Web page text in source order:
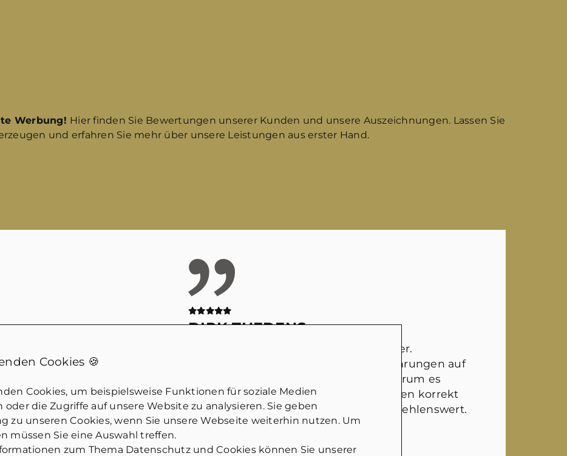
Werbung! Hier finden Sie Bewertungen unserer Kunden und unsere Auszeichnungen. Lassen Sie
und erfahren Sie mehr über unsere Leistungen aus erster Hand.
Fragen.
guten
Man merkt, dass hier
Würde ich
DIRK THEDENS
Wirklich kompetenter Ansprechpartner.
Jemand der eben wirklich selber Erfahrungen auf
dem Markt gemacht hat und weiß, worum es
tatsächlich geht und die Gegebenheiten korrekt
einschätzen kann. Auf jeden Fall empfehlenswert.
Cookies 🍪
Cookies, um beispielsweise Funktionen für soziale Medien
oder die Zugriffe auf unsere Website zu analysieren. Sie geben
zu unseren Cookies, wenn Sie unsere Webseite weiterhin nutzen. Um
müssen Sie eine Auswahl treffen.
zum Thema Datenschutz und Cookies können Sie unserer